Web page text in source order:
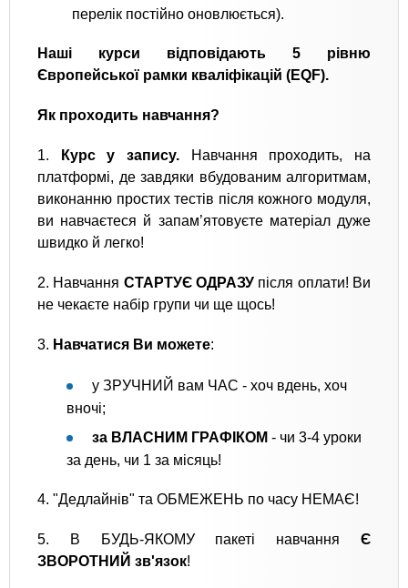
перелік постійно оновлюється).
Наші курси відповідають 5 рівню
Європейської рамки кваліфікацій (EQF).
Як проходить навчання?
1. Курс у запису. Навчання проходить, на
платформі, де завдяки вбудованим алгоритмам,
виконанню простих тестів після кожного модуля,
ви навчаєтеся й запам’ятовуєте матеріал дуже
швидко й легко!
2. Навчання СТАРТУЄ ОДРАЗУ після оплати! Ви
не чекаєте набір групи чи ще щось!
3. Навчатися Ви можете:
у ЗРУЧНИЙ вам ЧАС - хоч вдень, хоч
вночі;
за ВЛАСНИМ ГРАФІКОМ - чи 3-4 уроки
за день, чи 1 за місяць!
4. "Дедлайнів" та ОБМЕЖЕНЬ по часу НЕМАЄ!
5. В БУДЬ-ЯКОМУ пакеті навчання Є
ЗВОРОТНИЙ зв'язок!